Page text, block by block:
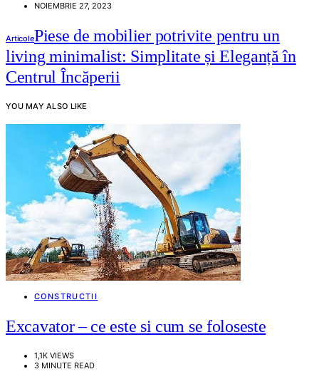
NOIEMBRIE 27, 2023
ArticolePiese de mobilier potrivite pentru un
living minimalist: Simplitate și Eleganță în
Centrul Încăperii
YOU MAY ALSO LIKE
CONSTRUCTII
Excavator – ce este si cum se foloseste
1,1K VIEWS
3 MINUTE READ